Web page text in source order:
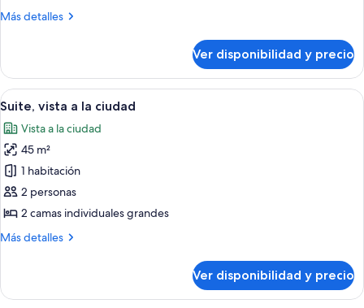
la
adults
+
1
child)
Más detalles
Más
vista
la
(2
adults
+
child)
Ver disponibilidad y precio
Ver
todas
las
fotos
de
Suite,
vista
la
Habitación de hotel moderna con
6
Suite, vista a la ciudad
Vista a la ciudad
45 m²
1 habitación
2 personas
2 camas individuales grandes
Más detalles
Más
vista
Ver disponibilidad y precio